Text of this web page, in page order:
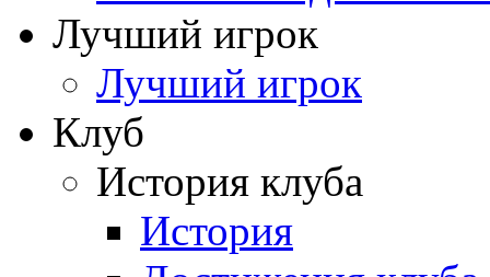
Лучший игрок
Лучший игрок
Клуб
История клуба
История